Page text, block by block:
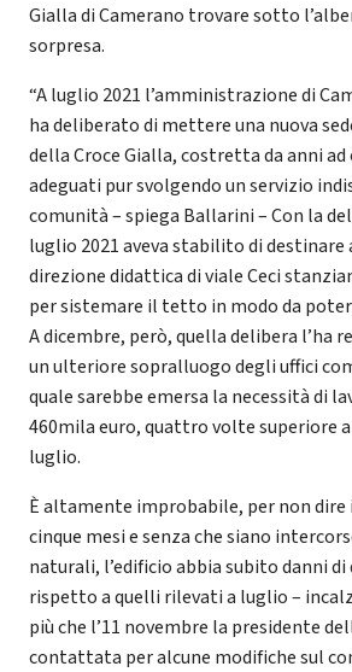
Gialla di Camerano trovare sotto
sorpresa.
“A luglio 2021 l’amministrazione di
ha deliberato di mettere una nuova
della Croce Gialla, costretta da anni ad
adeguati pur svolgendo un servizio
comunità – spiega Ballarini – Con la
luglio 2021 aveva stabilito di destinare
direzione didattica di viale Ceci
per sistemare il tetto in modo da
A dicembre, però, quella delibera l’ha
un ulteriore sopralluogo degli uffici
quale sarebbe emersa la necessità di
460mila euro, quattro volte superiore
luglio.
È altamente improbabile, per non dire
cinque mesi e senza che siano
naturali, l’edificio abbia subito danni
rispetto a quelli rilevati a luglio –
più che l’11 novembre la presidente
contattata per alcune modifiche sul